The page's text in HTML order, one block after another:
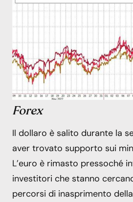
Forex
Il dollaro è salito durante la
aver trovato supporto sui
L’euro è rimasto pressoché
investitori che stanno
percorsi di inasprimento della